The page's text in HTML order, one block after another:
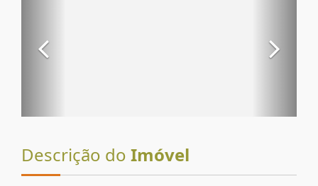
Descrição do Imóvel